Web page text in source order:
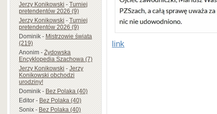
Jerzy Konikowski-Turniej
pretendentów 2026 (9)
Jerzy Konikowski-Turniej
pretendentów 2026 (9)
Dominik-Mistrzowie świata
(219)
Anonim-Żydowska
Encyklopedia Szachowa (7)
Jerzy Konikowski-Jerzy
Konikowski obchodzi
urodziny!
Dominik-Bez Polaka (40)
Editor-Bez Polaka (40)
Sonix-Bez Polaka (40)
link